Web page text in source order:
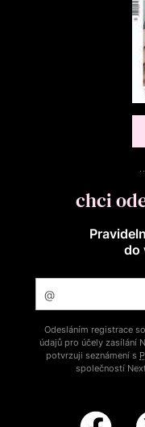
chci
do
Odesláním registrace
údajů pro účely zasílání
potvrzuji seznámení s
společností